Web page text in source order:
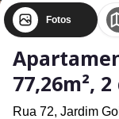
Fotos
77,26m²,
Rua 72, Jardim